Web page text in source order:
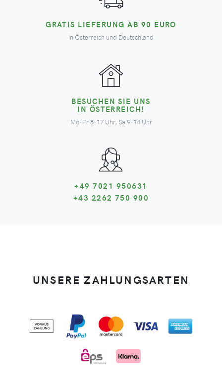
GRATIS LIEFERUNG AB 90 EURO
in Österreich und Deutschland
BESUCHEN SIE UNS
IN ÖSTERREICH!
Mo-Fr 8-17 Uhr, Sa 9-14 Uhr
+49 7021 950631
+43 2262 750 900
UNSERE ZAHLUNGSARTEN